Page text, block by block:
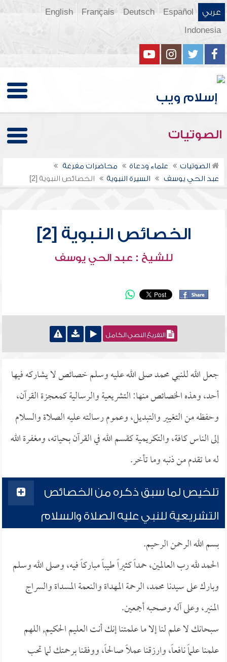
عربي Español
Deutsch
Français
English
Indonesia
الصوتيات
الصوتيات علماء ودعاة
محاضرات مفرغة
عبد الحي يوسف
السيرة النبوية الخصائص النبوية [2]
الخصائص النبوية [2]
للشيخ : عبد الحي يوسف
التفريغ النصي الكامل
جعل الله للنبي محمد صلى الله عليه وسلم خصائص لا يشاركه فيها
أحد، وهذه الخصائص منها: التشريعية والرسالية كمعجزة القرآن،
وحفظه من التغيير والتبديل، وعموم رسالته عليه الصلاة والسلام
إلى الناس كافة، والتكريمية كقسم الله في القرآن بحياته، ومغفرة الله
له ما تقدم من ذنبه وما تأخر.
تلخيص لما سبق ذكره من الخصائص
التشريعية للنبي عليه الصلاة والسلام
بسم الله الرحمن الرحيم.
الحمد لله رب العالمين، حمداً كثيراً طيباً مباركاً فيه، وصلى الله وسلم
وبارك على سيدنا محمد، الرحمة المهداة والنعمة المسداة والسراج
المنير، وعلى آله وصحبه أجمعين.
سبحانك لا علم لنا إلا ما علمتنا إنك أنت العليم الحكيم, اللهم
علمنا علماً نافعاً، وارزقنا عملاً صالحاً، ووفقنا برحمتك لما تحب